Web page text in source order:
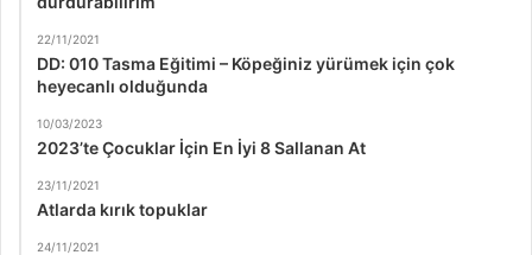
22/11/2021
DD: 010 Tasma Eğitimi – Köpeğiniz yürümek için çok
heyecanlı olduğunda
10/03/2023
2023’te Çocuklar İçin En İyi 8 Sallanan At
23/11/2021
Atlarda kırık topuklar
24/11/2021